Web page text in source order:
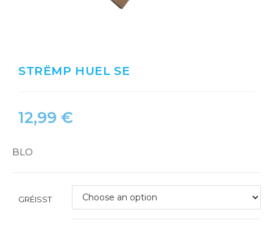
STRËMP HUEL SE
12,99 €
BLO
GRÉISST